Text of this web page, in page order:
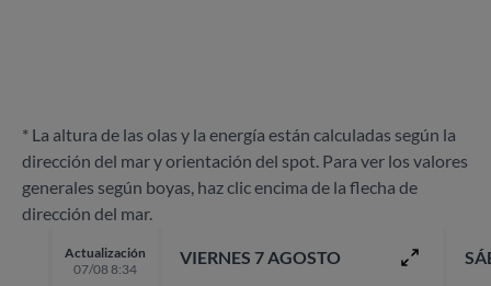
* La altura de las olas y la energía están calculadas según la
dirección del mar y orientación del spot. Para ver los valores
generales según boyas, haz clic encima de la flecha de
dirección del mar.
Actualización
07/08 8:34
VIERNES 7 AGOSTO